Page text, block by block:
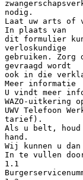
nodig.
Laat uw arts of
In plaats van
dit formulier
verloskundige
gebruiken. Zorg
gevraagd wordt
ook in die
Meer informatie
U vindt meer
WAZO-uitkering
UWV Telefoon
tarief).
Als u belt, houd
hand.
Wij kunnen u
In te vullen
1.1